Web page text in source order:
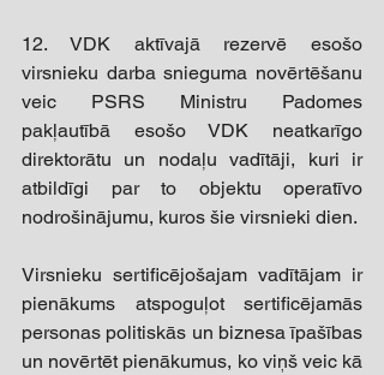
12. VDK aktīvajā rezervē esošo
virsnieku darba snieguma novērtēšanu
veic PSRS Ministru Padomes
pakļautībā esošo VDK neatkarīgo
direktorātu un nodaļu vadītāji, kuri ir
atbildīgi par to objektu operatīvo
nodrošinājumu, kuros šie virsnieki dien.
Virsnieku sertificējošajam vadītājam ir
pienākums atspoguļot sertificējamās
personas politiskās un biznesa īpašības
un novērtēt pienākumus, ko viņš veic kā